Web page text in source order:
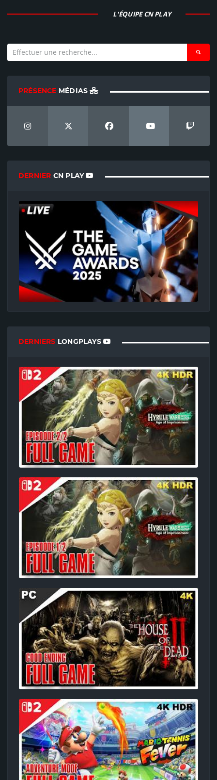
L'ÉQUIPE CN PLAY
PRÉSENCE MÉDIAS
DERNIER CN PLAY
DERNIERS LONGPLAYS